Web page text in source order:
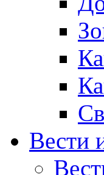
Вести